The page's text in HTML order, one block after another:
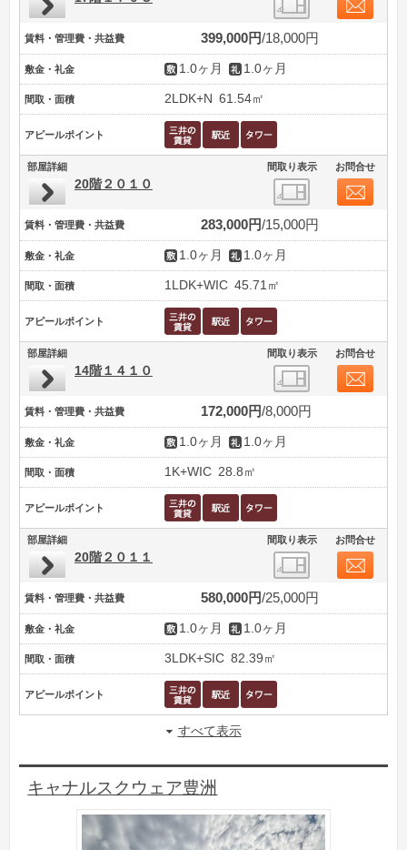
賃料・管理費・共益費 399,000円 18,000円
敷金・礼金 1.0ヶ月 1.0ヶ月
間取・面積 2LDK+N 61.54㎡
アピールポイント
部屋詳細 間取り表示 お問合せ
20階２０１０
賃料・管理費・共益費 283,000円 15,000円
敷金・礼金 1.0ヶ月 1.0ヶ月
間取・面積 1LDK+WIC 45.71㎡
アピールポイント
部屋詳細 間取り表示 お問合せ
14階１４１０
賃料・管理費・共益費 172,000円 8,000円
敷金・礼金 1.0ヶ月 1.0ヶ月
間取・面積 1K+WIC 28.8㎡
アピールポイント
部屋詳細 間取り表示 お問合せ
20階２０１１
賃料・管理費・共益費 580,000円 25,000円
敷金・礼金 1.0ヶ月 1.0ヶ月
間取・面積 3LDK+SIC 82.39㎡
アピールポイント
すべて表示
キャナルスクウェア豊洲